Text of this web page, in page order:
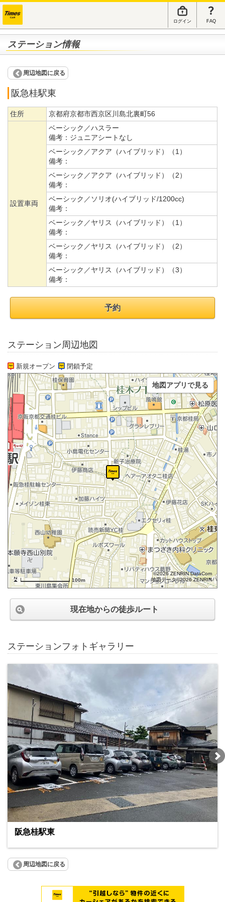
ログイン FAQ
ステーション情報
周辺地図に戻る
阪急桂駅東
住所 京都府京都市西京区川島北裏町56
設置車両
ベーシック／ハスラー
備考： ジュニアシートなし
ベーシック／アクア（ハイブリッド）（1）
備考：
ベーシック／アクア（ハイブリッド）（2）
備考：
ベーシック／ソリオ(ハイブリッド/1200cc)
備考：
ベーシック／ヤリス（ハイブリッド）（1）
備考：
ベーシック／ヤリス（ハイブリッド）（2）
備考：
ベーシック／ヤリス（ハイブリッド）（3）
備考：
予約
ステーション周辺地図
新規オープン 閉鎖予定
100m
©2026 ZENRIN DataCom
地図データ©2026 ZENRIN
地図アプリで見る
現在地からの徒歩ルート
ステーションフォトギャラリー
阪急桂駅東
周辺地図に戻る